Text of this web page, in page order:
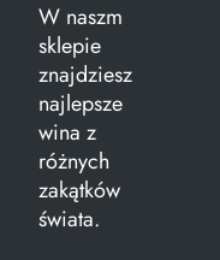
W naszm
sklepie
znajdziesz
najlepsze
wina z
różnych
zakątków
świata.